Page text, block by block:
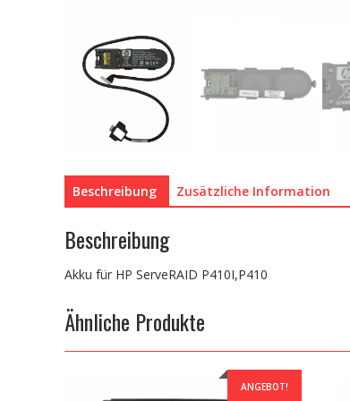
Beschreibung Zusätzliche Information
Beschreibung
Akku für HP ServeRAID P410I,P410
Ähnliche Produkte
ANGEBOT!